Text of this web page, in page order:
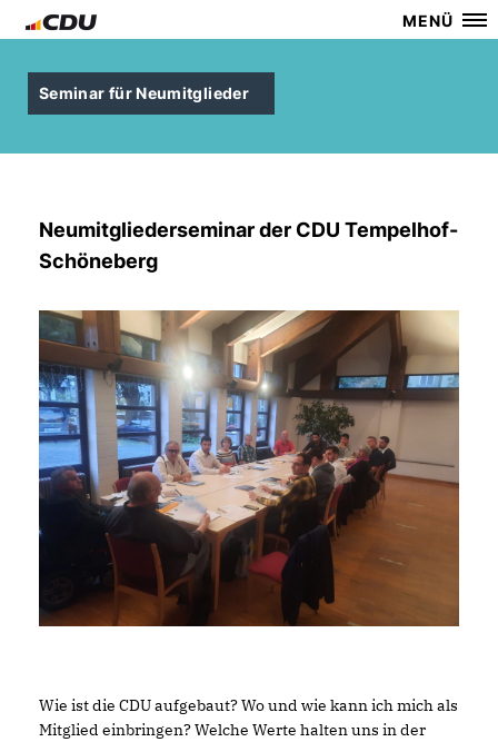
MENÜ
Seminar für Neumitglieder
Neumitgliederseminar der CDU Tempelhof-
Schöneberg
Wie ist die CDU aufgebaut? Wo und wie kann ich mich als
Mitglied einbringen? Welche Werte halten uns in der